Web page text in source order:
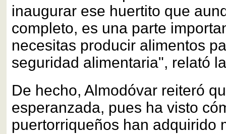
inaugurar ese huertito que
completo, es una parte
necesitas producir alimentos
seguridad alimentaria", relató
De hecho, Almodóvar reiteró
esperanzada, pues ha visto
puertorriqueños han adquirido